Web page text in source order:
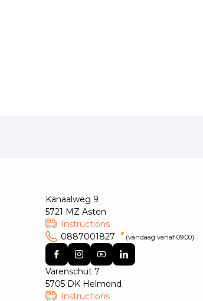
Kanaalweg 9
5721 MZ Asten
Instructions
0887001827
(vandaag vanaf 09:00)
Varenschut 7
5705 DK Helmond
Instructions